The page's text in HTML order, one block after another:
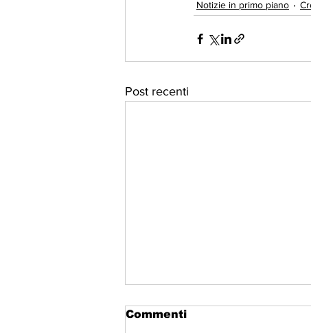
Notizie in primo piano
Post recenti
Commenti